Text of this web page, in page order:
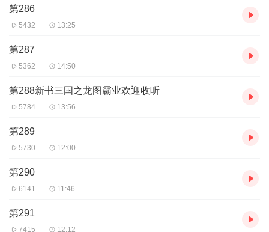
第286
5432 13:25
第287
5362 14:50
第288新书三国之龙图霸业欢迎收听
5784 13:56
第289
5730 12:00
第290
6141 11:46
第291
7415 12:12